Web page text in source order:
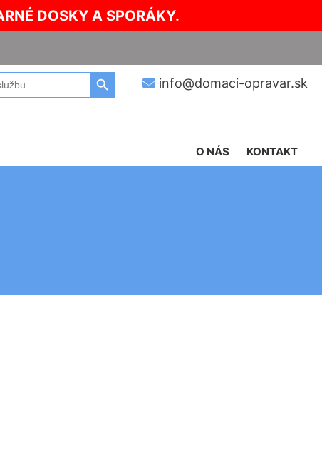
DOSKY A SPORÁKY.
info@domaci-opravar.sk
Search Button
KONTAKT
O NÁS